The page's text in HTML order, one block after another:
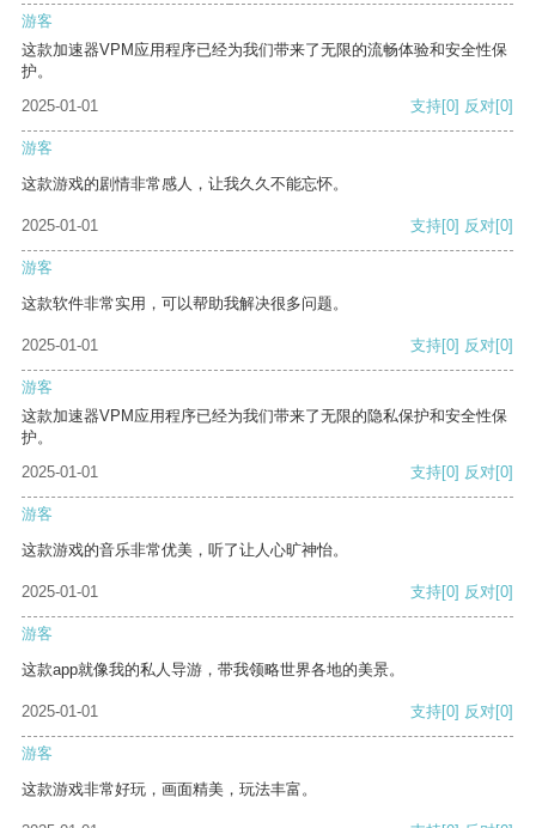
游客
这款加速器VPM应用程序已经为我们带来了无限的流畅体验和安全性保
护。
2025-01-01
支持[0] 反对[0]
游客
这款游戏的剧情非常感人，让我久久不能忘怀。
2025-01-01 支持[0] 反对[0]
游客
这款软件非常实用，可以帮助我解决很多问题。
2025-01-01 支持[0] 反对[0]
游客
这款加速器VPM应用程序已经为我们带来了无限的隐私保护和安全性保
护。
2025-01-01
支持[0] 反对[0]
游客
这款游戏的音乐非常优美，听了让人心旷神怡。
2025-01-01 支持[0] 反对[0]
游客
这款app就像我的私人导游，带我领略世界各地的美景。
2025-01-01 支持[0] 反对[0]
游客
这款游戏非常好玩，画面精美，玩法丰富。